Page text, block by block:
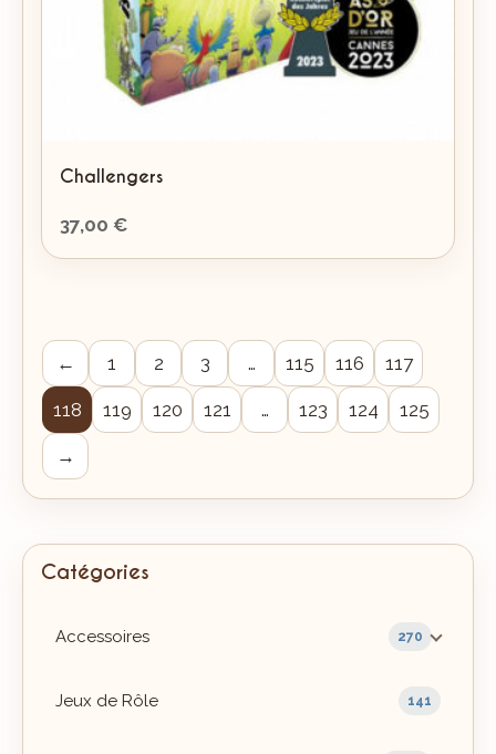
Catégories
Accessoires 270
Jeux de Rôle 141
Challengers
37,00 €
← 1 2 3 … 115 116 117
118 119 120 121 … 123 124 125
→